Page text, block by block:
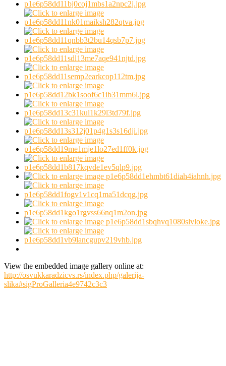
View the embedded image gallery online at:
http://osvukkaradzicvs.rs/index.php/galerija-
slika#sigProGalleria4e9742c3c3